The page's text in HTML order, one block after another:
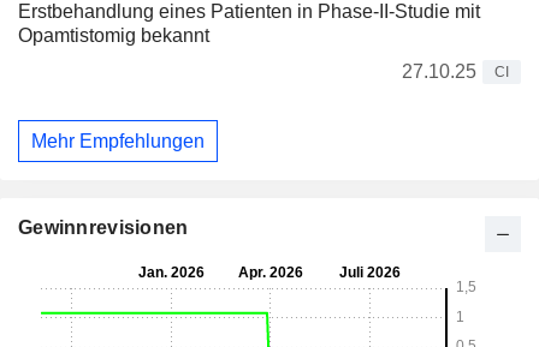
Erstbehandlung eines Patienten in Phase-II-Studie mit
Opamtistomig bekannt
27.10.25
CI
Mehr Empfehlungen
Gewinnrevisionen